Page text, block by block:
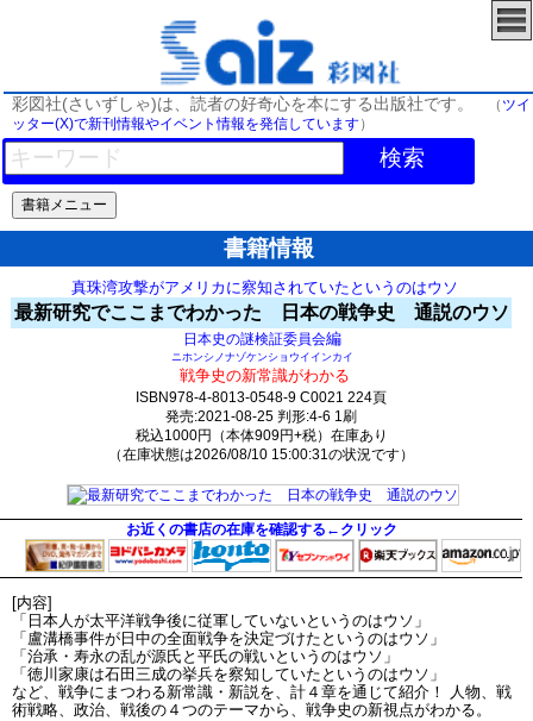
彩図社(さいずしゃ)は、読者の好奇心を本にする出版社です。 （ ツイ
ッター(X)で新刊情報やイベント情報を発信しています）
検索
書籍情報
真珠湾攻撃がアメリカに察知されていたというのはウソ
最新研究でここまでわかった 日本の戦争史 通説のウソ
日本史の謎検証委員会編
ニホンシノナゾケンショウイインカイ
戦争史の新常識がわかる
ISBN978-4-8013-0548-9 C0021 224頁
発売:2021-08-25 判形:4-6 1刷
税込1000円（本体909円+税）在庫あり
（在庫状態は2026/08/10 15:00:31の状況です）
お近くの書店の在庫を確認する←クリック
[内容]
「日本人が太平洋戦争後に従軍していないというのはウソ」
「盧溝橋事件が日中の全面戦争を決定づけたというのはウソ」
「治承・寿永の乱が源氏と平氏の戦いというのはウソ」
「徳川家康は石田三成の挙兵を察知していたというのはウソ」
など、戦争にまつわる新常識・新説を、計４章を通じて紹介！ 人物、戦
術戦略、政治、戦後の４つのテーマから、戦争史の新視点がわかる。